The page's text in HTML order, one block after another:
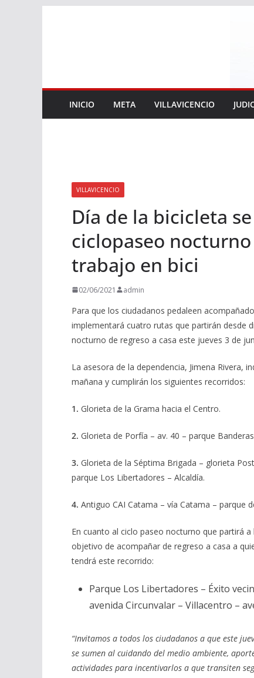
INICIO META VILLAVICENCIO
VILLAVICENCIO
Día de la bicicleta
ciclopaseo
trabajo en bici
02/06/2021 admin
Para que los ciudadanos pedaleen
implementará cuatro rutas que partirán desde
nocturno de regreso a casa este jueves 3 de
La asesora de la dependencia, Jimena Rivera,
mañana y cumplirán los siguientes recorridos:
1. Glorieta de la Grama hacia el Centro.
2. Glorieta de Porfía – av. 40 – parque
3. Glorieta de la Séptima Brigada – glorieta
parque Los Libertadores – Alcaldía.
4. Antiguo CAI Catama – vía Catama – parque
En cuanto al ciclo paseo nocturno que partirá
objetivo de acompañar de regreso a casa a
tendrá este recorrido:
Parque Los Libertadores – Éxito
avenida Circunvalar – Villacentro –
“Invitamos a todos los ciudadanos a que este
se sumen al cuidando del medio ambiente,
actividades para incentivarlos a que transiten